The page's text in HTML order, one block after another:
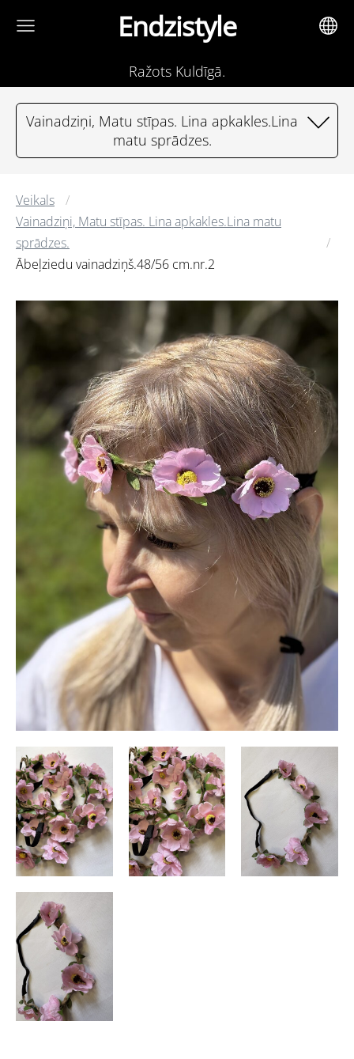
Endzistyle
Ražots Kuldīgā.
Vainadziņi, Matu stīpas. Lina apkakles.Lina
matu sprādzes.
Veikals
Vainadziņi, Matu stīpas. Lina apkakles.Lina matu
sprādzes.
Ābeļziedu vainadziņš.48/56 cm.nr.2